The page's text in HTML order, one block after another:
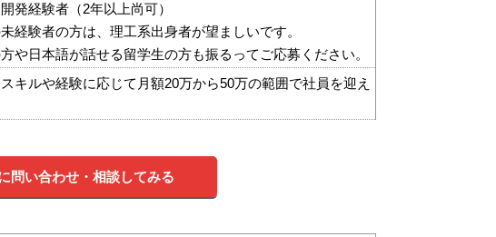
発経験者（2年以上尚可）
経験者の方は、理工系出身者が望ましいです。
や日本語が話せる留学生の方も振るってご応募ください。
キルや経験に応じて月額20万から50万の範囲で社員を迎え
問い合わせ・相談してみる